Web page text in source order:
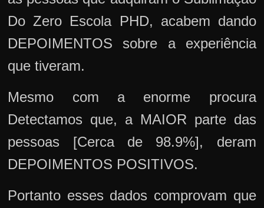
Do Zero Escola PHD, acabem dando
DEPOIMENTOS sobre a experiência
que tiveram.
Mesmo com a enorme procura
Detectamos que, a MAIOR parte das
pessoas [Cerca de 98.9%], deram
DEPOIMENTOS POSITIVOS.
Portanto esses dados comprovam que